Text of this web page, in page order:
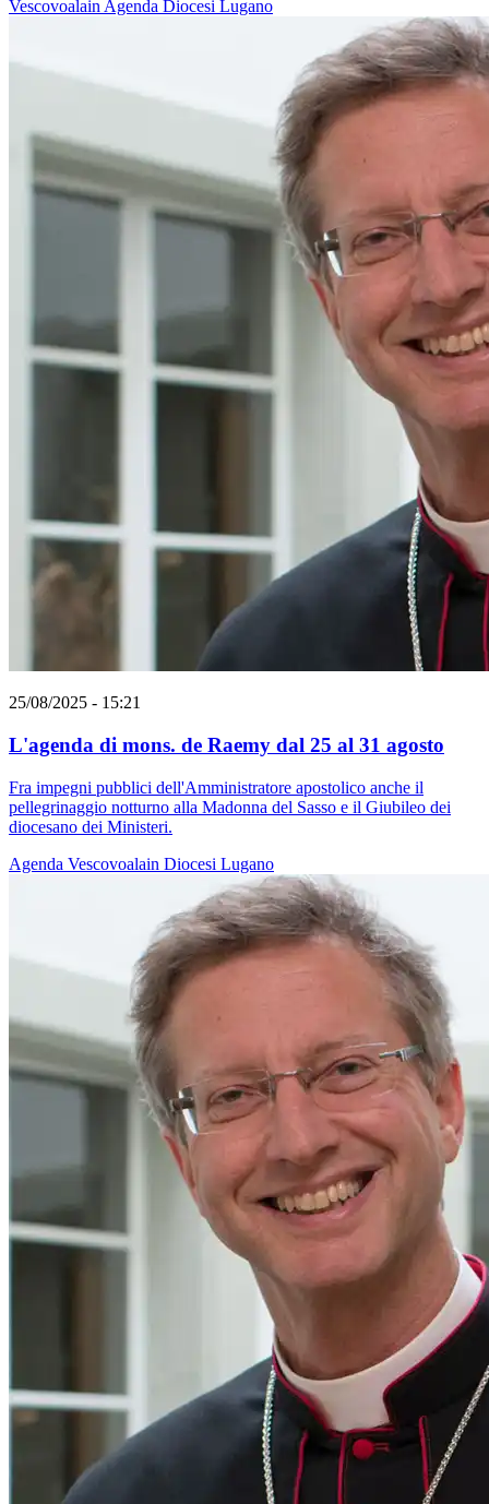
VescovoalainAgenda Diocesi Lugano
25/08/2025 - 15:21
L'agenda di mons. de Raemy dal 25 al 31 agosto
Fra impegni pubblici dell'Amministratore apostolico anche il
pellegrinaggio notturno alla Madonna del Sasso e il Giubileo dei
diocesano dei Ministeri.
Agenda Vescovoalain Diocesi Lugano